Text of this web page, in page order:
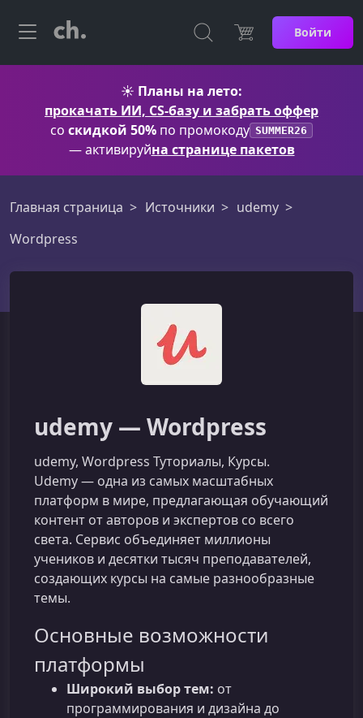
Войти
☀️ Планы на лето:
прокачать ИИ, CS-базу и забрать оффер
со скидкой 50% по промокоду SUMMER26
— активируйна странице пакетов
Главная страница Источники
udemy
Wordpress
udemy — Wordpress
udemy, Wordpress Туториалы, Курсы.
Udemy — одна из самых масштабных
платформ в мире, предлагающая обучающий
контент от авторов и экспертов со всего
света. Сервис объединяет миллионы
учеников и десятки тысяч преподавателей,
создающих курсы на самые разнообразные
темы.
Основные возможности
платформы
Широкий выбор тем: от
программирования и дизайна до